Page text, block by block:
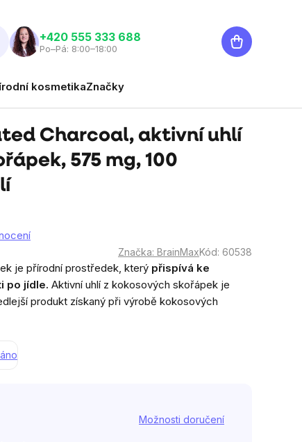
‭+420 555 333 688
Po–Pá: 8:00–18:00
Nákupní
košík
kosmetikaZnačky
Charcoal, aktivní uhlí
575 mg, 100
Značka: BrainMaxKód: 60538
je přírodní prostředek, který přispívá ke
po jídle. Aktivní uhlí z kokosových skořápek je
produkt získaný při výrobě kokosových
Možnosti doručení